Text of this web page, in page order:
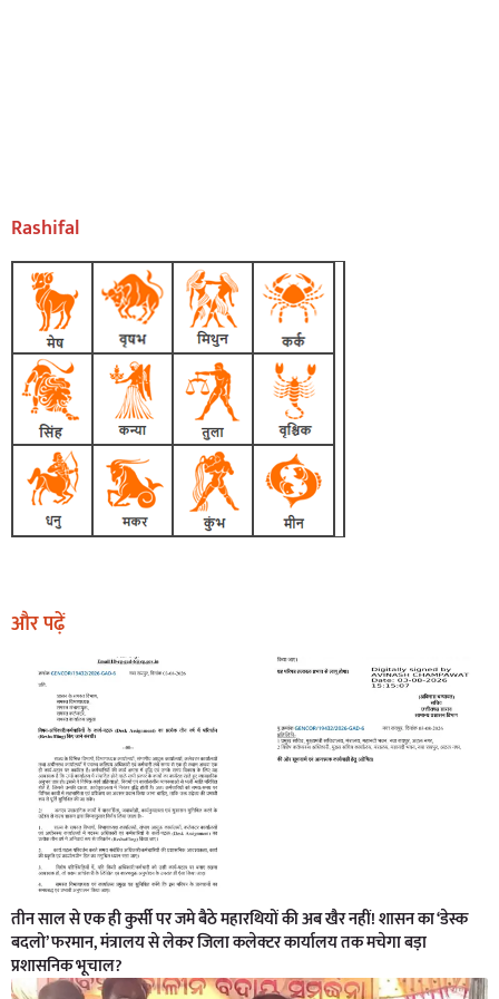
Rashifal
और पढ़ें
तीन साल से एक ही कुर्सी पर जमे बैठे महारथियों की अब खैर नहीं! शासन का ‘डेस्क
बदलो’ फरमान, मंत्रालय से लेकर जिला कलेक्टर कार्यालय तक मचेगा बड़ा
प्रशासनिक भूचाल?